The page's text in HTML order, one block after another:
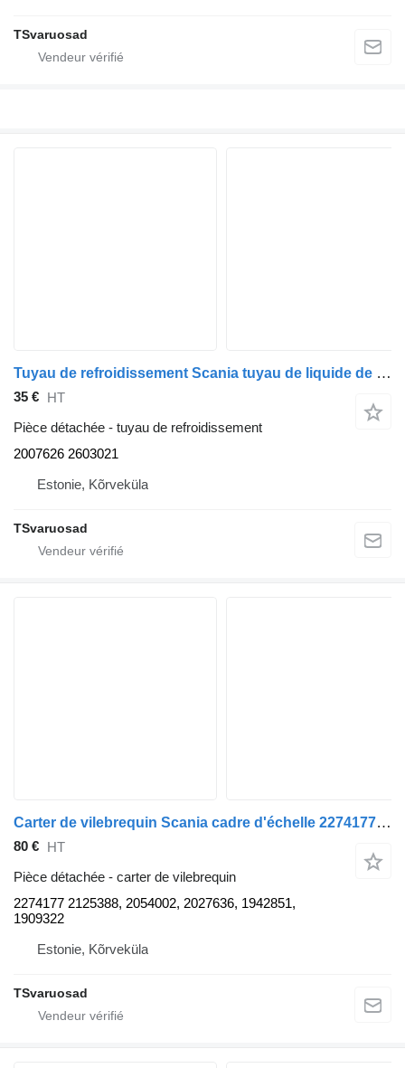
TSvaruosad
Tuyau de refroidissement Scania tuyau de liquide de refroidissement 2007626 pour tracteur routier Scania G450
35 € HT
Pièce détachée - tuyau de refroidissement
2007626 2603021
Estonie, Kõrveküla
TSvaruosad
Carter de vilebrequin Scania cadre d'échelle 2274177 pour tracteur routier Scania G450
80 € HT
Pièce détachée - carter de vilebrequin
2274177 2125388, 2054002, 2027636, 1942851,
1909322
Estonie, Kõrveküla
TSvaruosad